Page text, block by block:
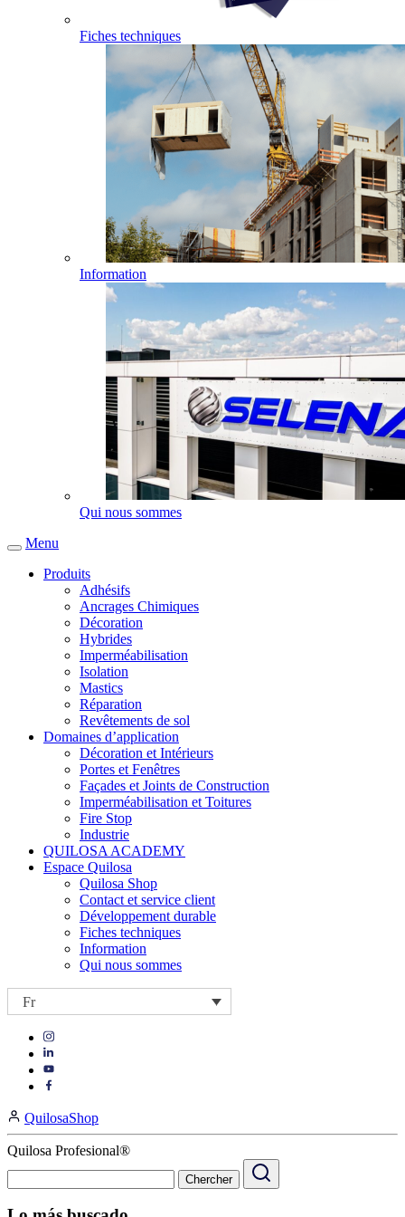
Fiches techniques
Information
Qui nous sommes
Menu
Produits
Adhésifs
Ancrages Chimiques
Décoration
Hybrides
Imperméabilisation
Isolation
Mastics
Réparation
Revêtements de sol
Domaines d’application
Décoration et Intérieurs
Portes et Fenêtres
Façades et Joints de Construction
Imperméabilisation et Toitures
Fire Stop
Industrie
QUILOSA ACADEMY
Espace Quilosa
Quilosa Shop
Contact et service client
Développement durable
Fiches techniques
Information
Qui nous sommes
Fr
Visit
https://www.instagram.com/quilosa_selena/
Visit
our
Visit
page
https://www.facebook.com/QuilosaSelenaIberia/
page
QuilosaShop
Quilosa Profesional®